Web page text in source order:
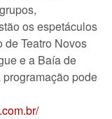
os espetáculos
de Teatro Novos
e a Baía de
programação pode